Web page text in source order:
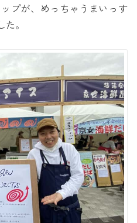
プが、めっちゃうまいっす
。